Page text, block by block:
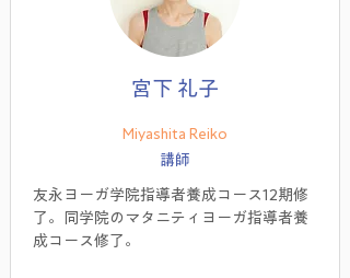
宮下 礼子
Miyashita Reiko
講師
友永ヨーガ学院指導者養成コース12期修
了。同学院のマタニティヨーガ指導者養
成コース修了。